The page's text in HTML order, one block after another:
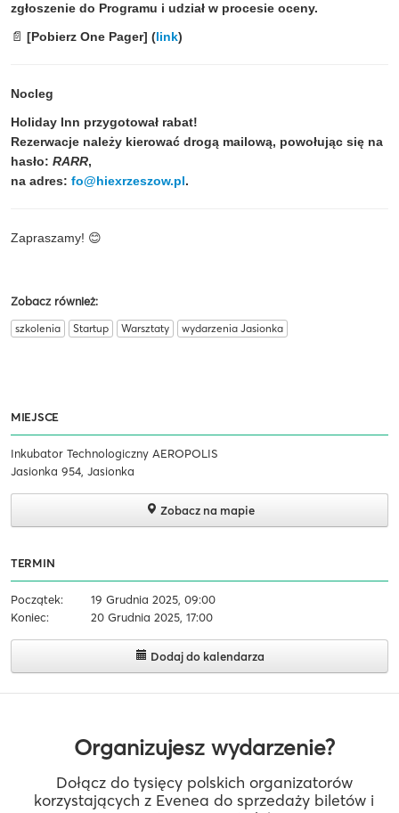
zgłoszenie do Programu i udział w procesie oceny.
📄 [Pobierz One Pager] (link)
Nocleg
Holiday Inn przygotował rabat!
Rezerwacje należy kierować drogą mailową, powołując się na
hasło: RARR,
na adres: fo@hiexrzeszow.pl.
Zapraszamy! 😊
Zobacz również:
szkolenia Startup Warsztaty wydarzenia Jasionka
MIEJSCE
Inkubator Technologiczny AEROPOLIS
Jasionka 954, Jasionka
Zobacz na mapie
TERMIN
Początek:
19 Grudnia 2025, 09:00
Koniec:
20 Grudnia 2025, 17:00
Dodaj do kalendarza
Organizujesz wydarzenie?
Dołącz do tysięcy polskich organizatorów
korzystających z Evenea do sprzedaży biletów i